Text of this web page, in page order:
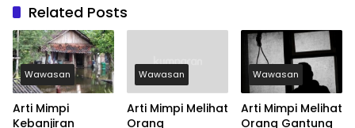
Related Posts
Wawasan
Arti Mimpi
Kebanjiran
Wawasan
Arti Mimpi Melihat
Orang
Wawasan
Arti Mimpi Melihat
Orang Gantung